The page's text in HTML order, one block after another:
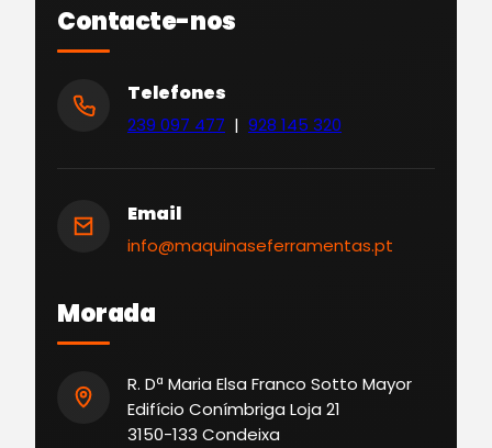
Contacte-nos
Telefones
239 097 477 | 928 145 320
Email
info@maquinaseferramentas.pt
Morada
R. Dª Maria Elsa Franco Sotto Mayor
Edifício Conímbriga Loja 21
3150-133 Condeixa